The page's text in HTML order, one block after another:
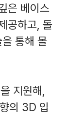
은 베이스
공하고, 돌
통해 몰
지원해,
의 3D 입